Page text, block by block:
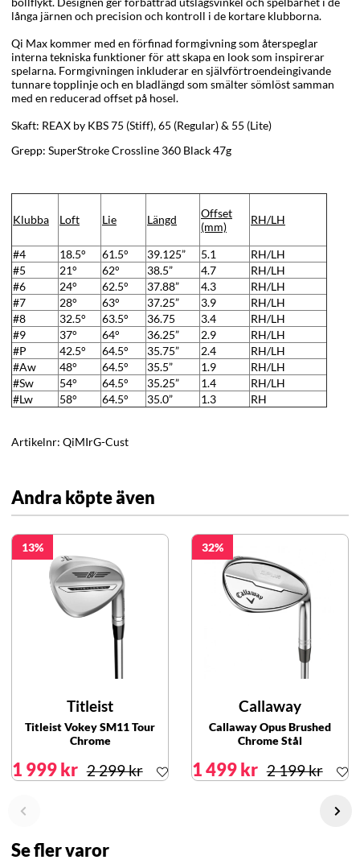
långa järnen och precision och kontroll i de kortare klubborna.
Qi Max kommer med en förfinad formgivning som återspeglar
interna tekniska funktioner för att skapa en look som inspirerar
spelarna. Formgivningen inkluderar en självförtroendeingivande
tunnare topplinje och en bladlängd som smälter sömlöst samman
med en reducerad offset på hosel.
Skaft: REAX by KBS 75 (Stiff), 65 (Regular) & 55 (Lite)
Grepp: SuperStroke Crossline 360 Black 47g
Klubba Loft Lie Längd
Offset
(mm)
RH/LH
#4 18.5° 61.5° 39.125” 5.1
RH/LH
#5
21° 62° 38.5” 4.7
RH/LH
#6
24° 62.5° 37.88” 4.3
RH/LH
#7
28° 63° 37.25” 3.9
RH/LH
#8
32.5° 63.5° 36.75 3.4
RH/LH
#9
37° 64° 36.25” 2.9
RH/LH
#P
42.5° 64.5° 35.75” 2.4
RH/LH
#Aw
48° 64.5° 35.5” 1.9
RH/LH
#Sw
54° 64.5° 35.25” 1.4
RH/LH
#Lw
58° 64.5° 35.0” 1.3 RH
Artikelnr: QiMIrG-Cust
Andra köpte även
13
Titleist
Titleist Vokey SM11 Tour
Chrome
1 999 kr 2 299 kr
32
Callaway
Callaway Opus Brushed
Chrome Stål
1 499 kr 2 199 kr
Se fler varor